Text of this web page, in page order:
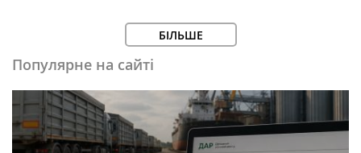
БІЛЬШЕ
Популярне на сайті